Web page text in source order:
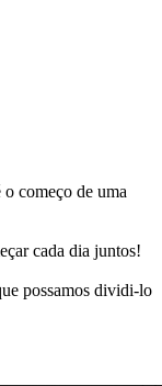
começo de uma
cada dia juntos!
possamos dividi-lo